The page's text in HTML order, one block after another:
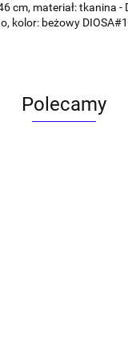
cm, materiał: tkanina -
kolor: beżowy
Polecamy